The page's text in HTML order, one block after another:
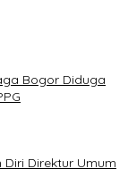
Bogor Diduga
Direktur Umum